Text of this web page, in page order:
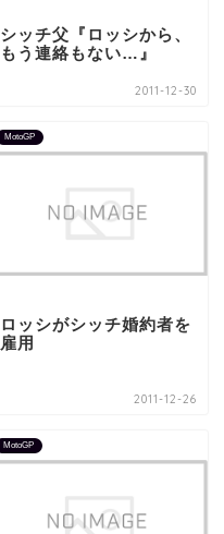
シッチ父『ロッシから、
もう連絡もない…』
2011-12-30
MotoGP
ロッシがシッチ婚約者を
雇用
2011-12-26
MotoGP